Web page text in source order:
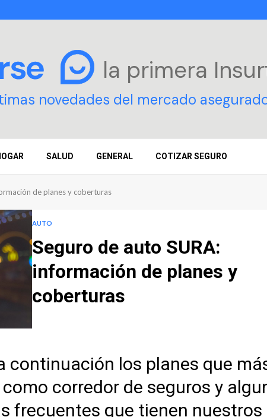
la primera
novedades del mercado
SALUD GENERAL COTIZAR SEGURO
de planes y coberturas
AUTO
Seguro de auto SURA:
información de planes y
coberturas
continuación los planes que
corredor de seguros y
frecuentes que tienen nuestros